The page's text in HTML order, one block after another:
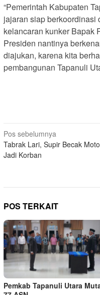
“Pemerintah Kabupaten
jajaran siap berkoordinasi
kelancaran kunker Bapak
Presiden nantinya
diajukan, karena kita
pembangunan Tapanuli
Navigasi
pos
Pos sebelumnya
Tabrak Lari, Supir Becak
Jadi Korban
POS TERKAIT
Pemkab Tapanuli Utara